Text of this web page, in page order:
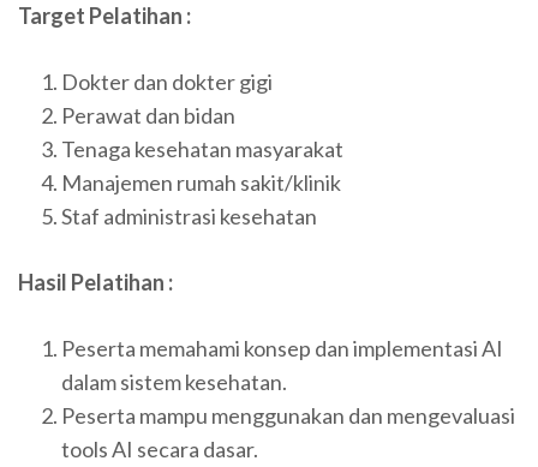
Target Pelatihan :
Dokter dan dokter gigi
Perawat dan bidan
Tenaga kesehatan masyarakat
Manajemen rumah sakit/klinik
Staf administrasi kesehatan
Hasil Pelatihan :
Peserta memahami konsep dan implementasi AI
dalam sistem kesehatan.
Peserta mampu menggunakan dan mengevaluasi
tools AI secara dasar.